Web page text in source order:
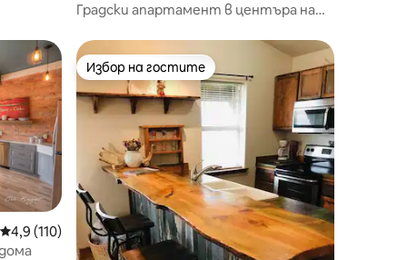
Градски апартамент в центъра на
Средна оценка: 4,9 от 5, 110 отзива
4,9 (110)
Избор на гостите
Избор на гостите